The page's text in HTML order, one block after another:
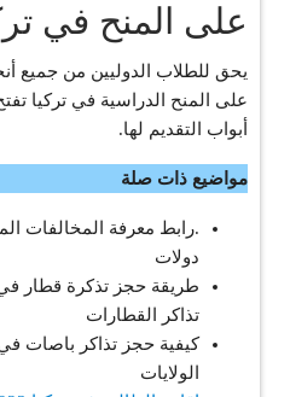
على المنح في تركيا
يحق للطلاب الدوليين من جميع
على المنح الدراسية في تركيا
أبواب التقديم لها.
مواضيع ذات صلة
دولات
طريقة حجز تذكرة قطار
تذاكر القطارات
كيفية حجز تذاكر باصات في
الولايات